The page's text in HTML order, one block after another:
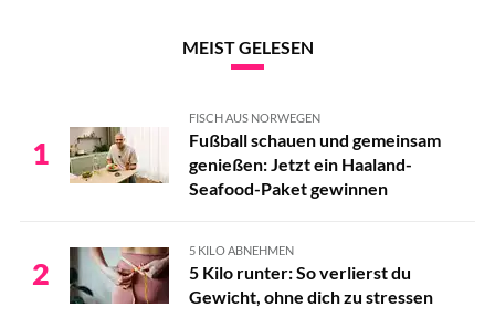
MEIST GELESEN
1
FISCH AUS NORWEGEN
Fußball schauen und gemeinsam
genießen: Jetzt ein Haaland-
Seafood-Paket gewinnen
2
5 KILO ABNEHMEN
5 Kilo runter: So verlierst du
Gewicht, ohne dich zu stressen